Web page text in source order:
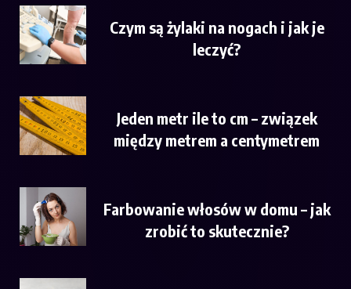
Czym są żylaki na nogach i jak je
leczyć?
Jeden metr ile to cm – związek
między metrem a centymetrem
Farbowanie włosów w domu – jak
zrobić to skutecznie?